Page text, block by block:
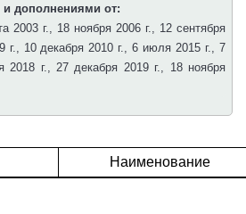
дополнениями от:
2003 г., 18 ноября 2006 г., 12 сентября
г., 10 декабря 2010 г., 6 июля 2015 г.,7
2018 г. , 27 декабря 2019 г., 18 ноября
Наименование